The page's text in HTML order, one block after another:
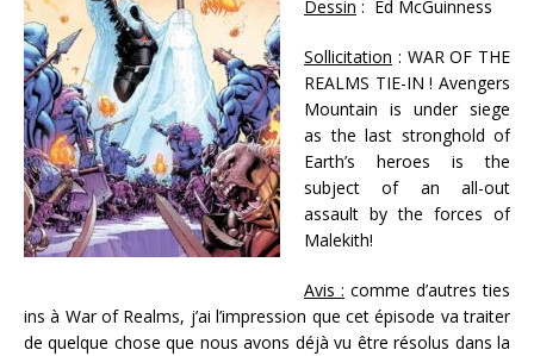
Dessin : Ed McGuinness
Sollicitation : WAR OF THE
REALMS TIE-IN ! Avengers
Mountain is under siege
as the last stronghold of
Earth’s heroes is the
subject of an all-out
assault by the forces of
Malekith!
Avis : comme d’autres ties
ins à War of Realms, j’ai l’impression que cet épisode va traiter
de quelque chose que nous avons déjà vu être résolus dans la